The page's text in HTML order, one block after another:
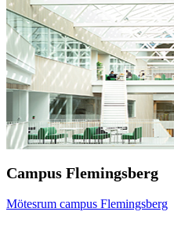
Campus Flemingsberg
Mötesrum campus Flemingsberg